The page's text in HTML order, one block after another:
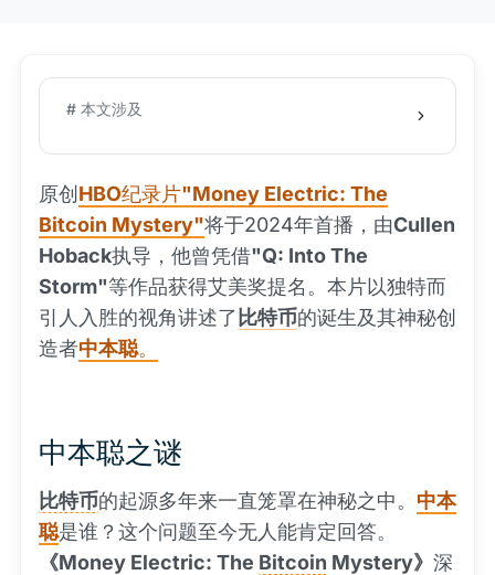
# 本文涉及
原创 HBO纪录片"Money Electric: The
Bitcoin Mystery"将于2024年首播，由Cullen
Hoback执导，他曾凭借"Q: Into The
Storm"等作品获得艾美奖提名。本片以独特而
引人入胜的视角讲述了 比特币的诞生及其神秘创
造者中本聪。
中本聪之谜
比特币的起源多年来一直笼罩在神秘之中。 中本
聪是谁？这个问题至今无人能肯定回答。
《Money Electric: The Bitcoin Mystery》 深